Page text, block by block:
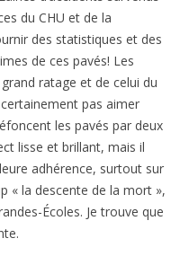
du CHU et de la
des statistiques et des
de ces pavés! Les
ratage et de celui du
pas aimer
les pavés par deux
lisse et brillant, mais il
adhérence, surtout sur
« la descente de la mort »,
Écoles. Je trouve que